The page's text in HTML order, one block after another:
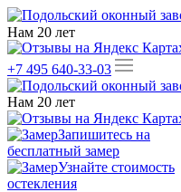
Нам 20 лет
+7 495 640-33-03
Нам 20 лет
Запишитесь на
бесплатный замер
Узнайте стоимость
остекления